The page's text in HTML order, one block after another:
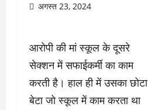
अगस्त 23, 2024
आरोपी की मां स्कूल के दूसरे
सेक्शन में सफाईकर्मी का काम
करती है। हाल ही में उसका छोटा
बेटा जो स्कूल में काम करता था